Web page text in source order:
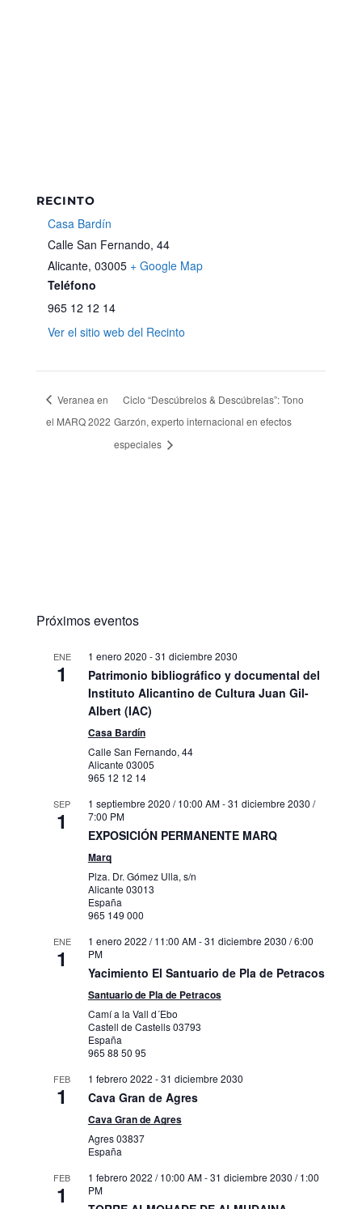
RECINTO
Casa Bardín
Calle San Fernando, 44
Alicante, 03005 + Google Map
Teléfono
965 12 12 14
Ver el sitio web del Recinto
Veranea en
el MARQ 2022
Ciclo “Descúbrelos & Descúbrelas”: Tono
Garzón, experto internacional en efectos
especiales
Próximos eventos
ENE
1
1 enero 2020 -31 diciembre 2030
Patrimonio bibliográfico y documental del
Instituto Alicantino de Cultura Juan Gil-
Albert (IAC)
Casa Bardín
Calle San Fernando, 44
Alicante 03005
965 12 12 14
SEP
1
1 septiembre 2020 / 10:00 AM-31 diciembre 2030 /
7:00 PM
EXPOSICIÓN PERMANENTE MARQ
Marq
Plza. Dr. Gómez Ulla, s/n
Alicante 03013
España
965 149 000
ENE
1
1 enero 2022 / 11:00 AM-31 diciembre 2030 / 6:00
PM
Yacimiento El Santuario de Pla de Petracos
Santuario de Pla de Petracos
Camí a la Vall d´Ebo
Castell de Castells03793
España
965 88 50 95
FEB
1
1 febrero 2022 -31 diciembre 2030
Cava Gran de Agres
Cava Gran de Agres
Agres03837
España
FEB
1
1 febrero 2022 / 10:00 AM-31 diciembre 2030 / 1:00
PM